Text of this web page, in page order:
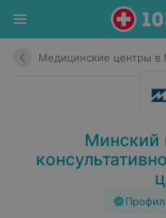
Медицинские центры в
Минский